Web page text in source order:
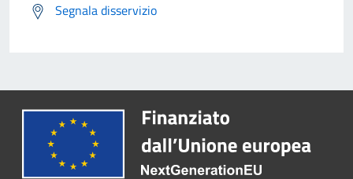
Segnala disservizio